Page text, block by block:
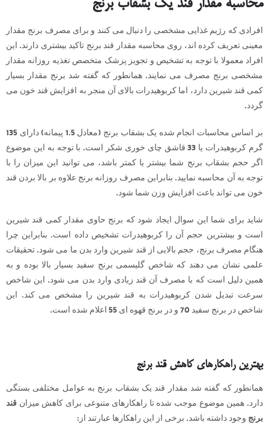
محاسبه مقدار قند یک بشقاب برنج
افرادی که رژیم غذایی مشخصی را دنبال می کنند و برای مصرف برنج مقدار
معینی تعریف کرده اند، روی محاسبه مقدار قند برنج تاکید بیشتری دارند. این
افراد معمولا با توجه به تشخیص و تجویز پزشک متخصص تغذیه روزانه مقدار
مشخصی برنج مصرف می نمایند. همانطور که گفته شد برنج مقدار بسیار
کمی قند شیرین دارد، اما کربوهیدرات بالای آن منجر به افزایش قند خون می
گردد.
بر اساس محاسبات انجام شده یک بشقاب برنج (معادل 1.5 پیمانه) دارای 135
گرم کربوهیدرات یا 33 قاشق چای خوری شکر است. با توجه به این موضوع
اگر حجم بشقاب برنج شما بیشتر یا کمتر باشد، می توانید این میزان را با
توجه به آن محاسبه نمایید. بنابراین مصرف روزانه برنج علاوه بر بالا بردن قند
خون می تواند باعث افزایش وزن شما شود.
شاید برای شما این سوال ایجاد شود که برنج حاوی مقدار کمی قند شیرین
است و بیشترین حجم آن را کربوهیدرات تشخیص داده است. بنابراین چرا
هنگام مصرف برنج، حجم بالایی از قند شیرین وارد بدن ما می شود. تحقیقات
علمی نشان می دهند که شاخص گلیسمی برنج سفید بسیار بالا بوده و به
همین دلیل است که با مصرف آن قند زیادی وارد بدن می شود. این شاخص
سرعت تبدیل شدن کربوهیدرات به قند شیرین را مشخص می کند. این
شاخص در برنج سفید 70 و در برنج قهوه ای 55 اعلام شده است.
بهترین راهکارهای کاهش قند برنج
همانطور که گفته شد مقدار قند یک بشقاب برنج به عوامل مختلفی بستگی
دارد. همین موضوع موجب شده تا راهکارهای متنوعی برای کاهش میزان قند
برنج وجود داشته باشد. برخی از این راهکارها عبارتند از: